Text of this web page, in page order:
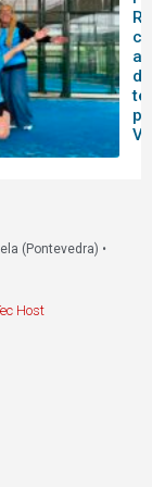
da
(Pontevedra) •
Host